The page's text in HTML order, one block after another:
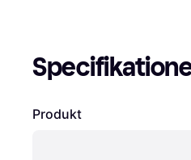
Produkt